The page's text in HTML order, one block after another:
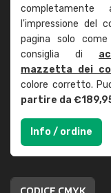
completamente
l'impressione del
pagina solo
consiglia di
mazzetta dei
colore corretto.
partire da
Info / ordine